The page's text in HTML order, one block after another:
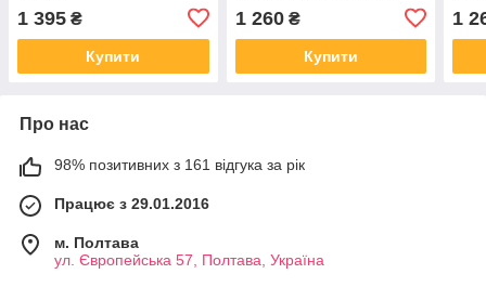
1 395 ₴
Купити
1 260₴
Купити
1
Про нас
98% позитивних з 161 відгука за рік
Працює з 29.01.2016
м. Полтава
ул. Європейська 57, Полтава, Україна